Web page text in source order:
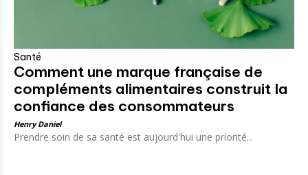
Santé
Comment une marque française de
compléments alimentaires construit la
confiance des consommateurs
Henry Daniel
Prendre soin de sa santé est aujourd'hui une priorité...